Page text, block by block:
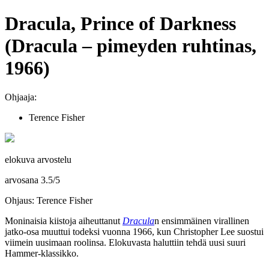
Dracula, Prince of Darkness
(Dracula – pimeyden ruhtinas,
1966)
Ohjaaja:
Terence Fisher
elokuva arvostelu
arvosana 3.5/5
Ohjaus: Terence Fisher
Moninaisia kiistoja aiheuttanut Draculan ensimmäinen virallinen
jatko‑osa muuttui todeksi vuonna 1966, kun Christopher Lee suostui
viimein uusimaan roolinsa. Elokuvasta haluttiin tehdä uusi suuri
Hammer-klassikko.